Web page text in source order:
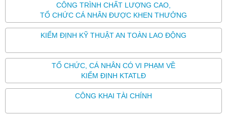
CÔNG TRÌNH CHẤT LƯỢNG CAO,
TỔ CHỨC CÁ NHÂN ĐƯỢC KHEN THƯỞNG
KIỂM ĐỊNH KỸ THUẬT AN TOÀN LAO ĐỘNG
TỔ CHỨC, CÁ NHÂN CÓ VI PHẠM VỀ
KIỂM ĐỊNH KTATLĐ
CÔNG KHAI TÀI CHÍNH